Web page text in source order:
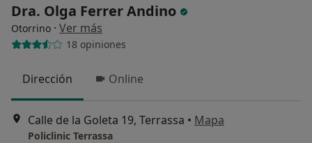
Dra. Olga Ferrer Andino
Otorrino · Ver más
18 opiniones
Dirección Online
Calle de la Goleta 19, Terrassa • Mapa
Policlinic Terrassa